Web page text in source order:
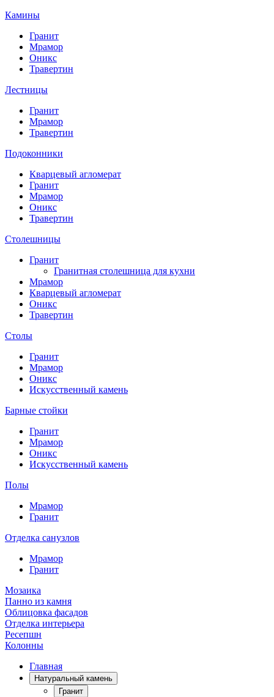
Камины
Гранит
Мрамор
Оникс
Травертин
Лестницы
Гранит
Мрамор
Травертин
Подоконники
Кварцевый агломерат
Гранит
Мрамор
Оникс
Травертин
Столешницы
Гранит
Гранитная столешница для кухни
Мрамор
Кварцевый агломерат
Оникс
Травертин
Столы
Гранит
Мрамор
Оникс
Искусственный камень
Барные стойки
Гранит
Мрамор
Оникс
Искусственный камень
Полы
Мрамор
Гранит
Отделка санузлов
Мрамор
Гранит
Мозаика
Панно из камня
Облицовка фасадов
Отделка интерьера
Ресепшн
Колонны
Главная
Натуральный камень
Гранит